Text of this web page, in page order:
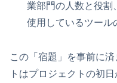
業部門の人数と役割
使用しているツール
この「宿題」を事前に
トはプロジェクトの初